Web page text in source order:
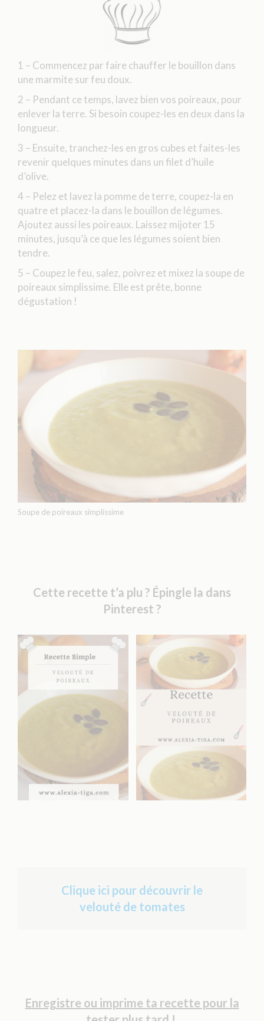
1 – Commencez par faire chauffer le bouillon dans
une marmite sur feu doux.
2 – Pendant ce temps, lavez bien vos poireaux, pour
enlever la terre. Si besoin coupez-les en deux dans la
longueur.
3 – Ensuite, tranchez-les en gros cubes et faites-les
revenir quelques minutes dans un filet d’huile
d’olive.
4 – Pelez et lavez la pomme de terre, coupez-la en
quatre et placez-la dans le bouillon de légumes.
Ajoutez aussi les poireaux. Laissez mijoter 15
minutes, jusqu’à ce que les légumes soient bien
tendre.
5 – Coupez le feu, salez, poivrez et mixez la soupe de
poireaux simplissime. Elle est prête, bonne
dégustation !
Soupe de poireaux simplissime
Cette recette t’a plu ? Épingle la dans
Pinterest ?
Clique ici pour découvrir le
velouté de tomates
Enregistre ou imprime ta recette pour la